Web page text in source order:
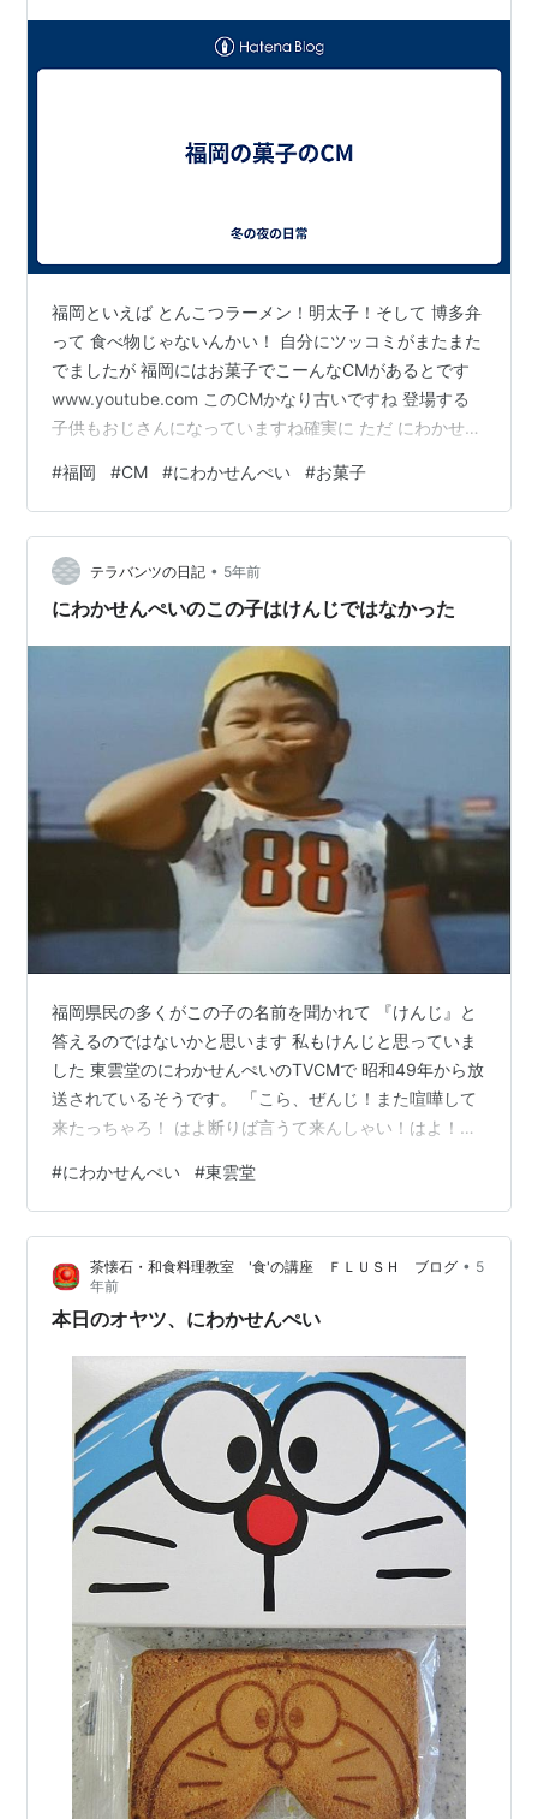
福岡といえば とんこつラーメン！明太子！そして 博多弁
って 食べ物じゃないんかい！ 自分にツッコミがまたまた
でましたが 福岡にはお菓子でこーんなCMがあるとです
www.youtube.com このCMかなり古いですね 登場する
子供もおじさんになっていますね確実に ただ にわかせん
#福岡 #CM #にわかせんぺい #お菓子
テラバンツの日記 • 5年前
にわかせんぺいのこの子はけんじではなかった
福岡県民の多くがこの子の名前を聞かれて 『けんじ』と
答えるのではないかと思います 私もけんじと思っていま
した 東雲堂のにわかせんぺいのTVCMで 昭和49年から放
送されているそうです。 「こら、ぜんじ！また喧嘩して
来たっちゃろ！ はよ断りば言うて来んしゃい！はよ！」
んじくんの由来はCMを作った 1974年（昭和49年）当時
の社長高木 善治（たかぎ よしはる）氏の 「善治（よし
はる）」を音読みにして「ぜんじ」だそうです。 二◯加
煎餅の読みはにわかせんべいなのか にわかせんぺいなの
かも気になりますが にわかせんぺい本舗 東雲堂とHPに
表記があ…
#にわかせんぺい #東雲堂
茶懐石・和食料理教室 '食'の講座 ＦＬＵＳＨ ブログ • 5
年前
本日のオヤツ、にわかせんぺい